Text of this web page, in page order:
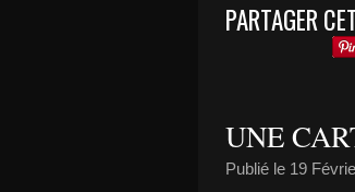
PARTAGER
UNE
Publié le 19